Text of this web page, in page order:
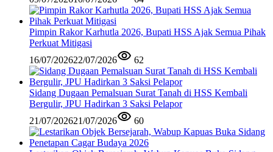
Pimpin Rakor Karhutla 2026, Bupati HSS Ajak Semua Pihak
Perkuat Mitigasi
16/07/202622/07/2026 62
Sidang Dugaan Pemalsuan Surat Tanah di HSS Kembali
Bergulir, JPU Hadirkan 3 Saksi Pelapor
21/07/202621/07/2026 60